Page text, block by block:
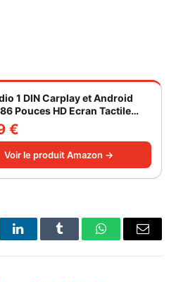
1 DIN Carplay et Android
Pouces HD Ecran Tactile
Voiture Soutien Lien
Android/Radio FM/USB/EQ
Bluetooth Caméra de Recul
€
Voir le produit Amazon →
LinkedInTumblr WhatsAppEmail